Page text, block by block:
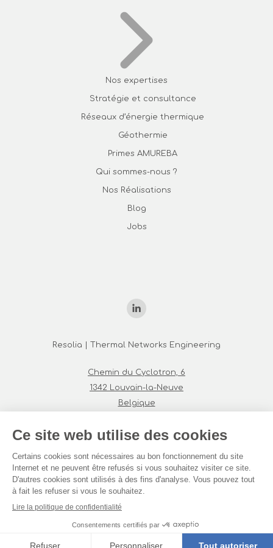
Nos expertises
Stratégie et consultance
Réseaux d’énergie thermique
Géothermie
Primes AMUREBA
Qui sommes-nous ?
Nos Réalisations
Blog
Jobs
La
s'ouvre
nouvelle
fenêtre
Resolia | Thermal Networks Engineering
Chemin du Cyclotron, 6
1342 Louvain-la-Neuve
Belgique
+32 479 26 55 50
© By Poush